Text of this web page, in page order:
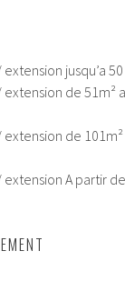
extension jusqu’a
extension de 51m²
extension de
extensionA partir